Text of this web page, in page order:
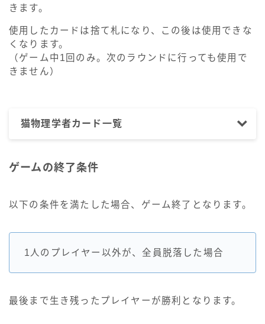
きます。
使用したカードは捨て札になり、この後は使用できな
くなります。
（ゲーム中1回のみ。次のラウンドに行っても使用で
きません）
猫物理学者カード一覧
ゲームの終了条件
以下の条件を満たした場合、ゲーム終了となります。
1人のプレイヤー以外が、全員脱落した場合
最後まで生き残ったプレイヤーが勝利となります。